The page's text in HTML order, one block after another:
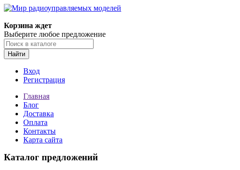
Корзина ждет
Выберите любое предложение
Найти
Вход
Регистрация
Главная
Блог
Доставка
Оплата
Контакты
Карта сайта
Каталог предложений